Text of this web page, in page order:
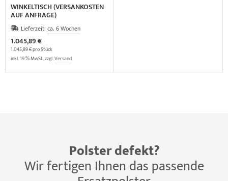
WINKELTISCH (VERSANKOSTEN
AUF ANFRAGE)
Lieferzeit: ca. 6 Wochen
1.045,89 €
1.045,89 € pro Stück
inkl. 19 % MwSt. zzgl.Versand
Polster defekt?
Wir fertigen Ihnen das passende